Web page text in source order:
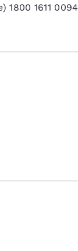
1800 1611 0094